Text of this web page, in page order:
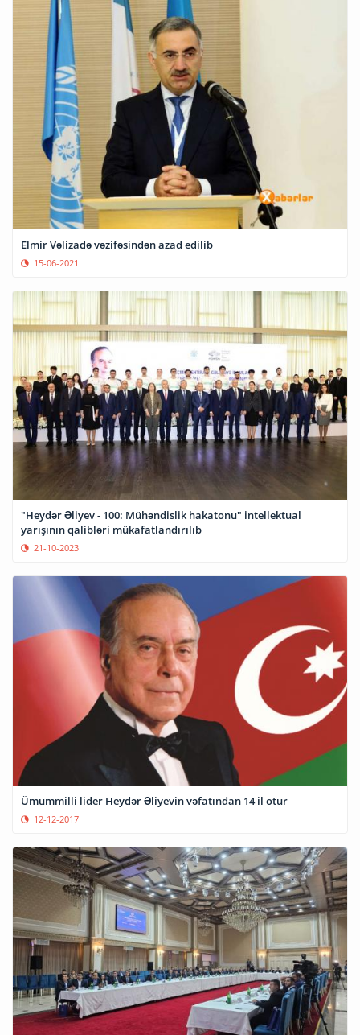
Elmir Vəlizadə vəzifəsindən azad edilib
15-06-2021
"Heydər Əliyev - 100: Mühəndislik hakatonu" intellektual
yarışının qalibləri mükafatlandırılıb
21-10-2023
Ümummilli lider Heydər Əliyevin vəfatından 14 il ötür
12-12-2017